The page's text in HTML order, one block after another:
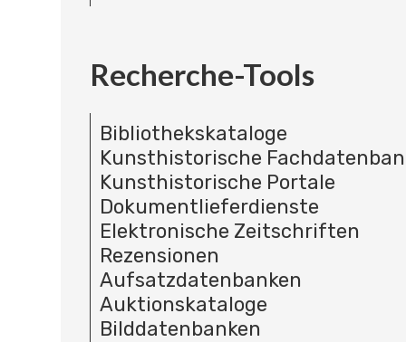
Recherche-Tools
Bibliothekskataloge
Kunsthistorische
Kunsthistorische Portale
Dokumentlieferdienste
Elektronische Zeitschriften
Rezensionen
Aufsatzdatenbanken
Auktionskataloge
Bilddatenbanken